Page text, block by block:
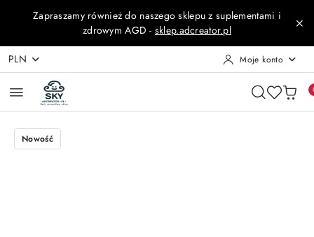
Przejdź do treści głównej
Przejdź do wyszukiwarki
Przejdź do moje konto
Przejdź do menu głównego
Przejdź do opisu produktu
Przejdź do stopki
Zapraszamy również do naszego sklepu z suplementami i
zdrowym AGD - sklep.adcreator.pl
PLN Moje konto
Nowość